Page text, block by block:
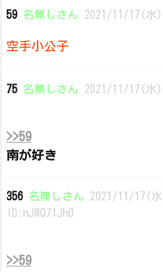
59 名無しさん 2021/11/17(
空手小公子
75 名無しさん 2021/11/17(水
>>59
南が好き
356 名無しさん 2021/11/17(
ID:nJWQ71Jh0
>>59